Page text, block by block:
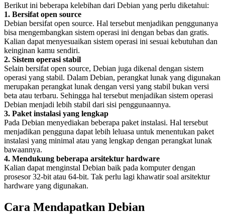
Berikut ini beberapa kelebihan dari Debian yang perlu diketahui:
1. Bersifat open source
Debian bersifat open source. Hal tersebut menjadikan penggunanya
bisa mengembangkan sistem operasi ini dengan bebas dan gratis.
Kalian dapat menyesuaikan sistem operasi ini sesuai kebutuhan dan
keinginan kamu sendiri.
2. Sistem operasi stabil
Selain bersifat open source, Debian juga dikenal dengan sistem
operasi yang stabil. Dalam Debian, perangkat lunak yang digunakan
merupakan perangkat lunak dengan versi yang stabil bukan versi
beta atau terbaru. Sehingga hal tersebut menjadikan sistem operasi
Debian menjadi lebih stabil dari sisi penggunaannya.
3. Paket instalasi yang lengkap
Pada Debian menyediakan beberapa paket instalasi. Hal tersebut
menjadikan pengguna dapat lebih leluasa untuk menentukan paket
instalasi yang minimal atau yang lengkap dengan perangkat lunak
bawaannya.
4. Mendukung beberapa arsitektur hardware
Kalian dapat menginstal Debian baik pada komputer dengan
prosesor 32-bit atau 64-bit. Tak perlu lagi khawatir soal arsitektur
hardware yang digunakan.
Cara Mendapatkan Debian